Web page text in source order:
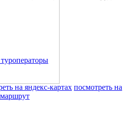
на яндекс-картах посмотреть на